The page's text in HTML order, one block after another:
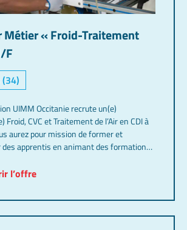
Métier « Froid-Traitement
F
UIMM Occitanie recrute un(e)
Froid, CVC et Traitement de l’Air en CDI à
aurez pour mission de former et
des apprentis en animant des formations
s’adresse à un professionnel
des fluides frigorigènes. Une
l’offre